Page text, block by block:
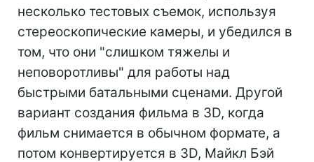
несколько тестовых съемок, используя
стереоскопические камеры, и убедился в
том, что они "слишком тяжелы и
неповоротливы" для работы над
быстрыми батальными сценами. Другой
вариант создания фильма в 3D, когда
фильм снимается в обычном формате, а
потом конвертируется в 3D, Майкл Бэй